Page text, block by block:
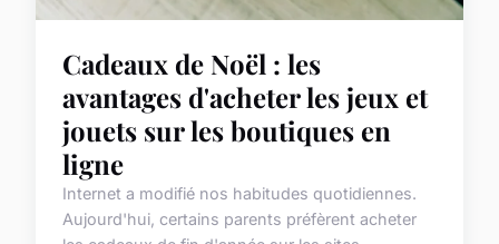
Cadeaux de Noël : les
avantages d'acheter les jeux et
jouets sur les boutiques en
ligne
Internet a modifié nos habitudes quotidiennes.
Aujourd'hui, certains parents préfèrent acheter